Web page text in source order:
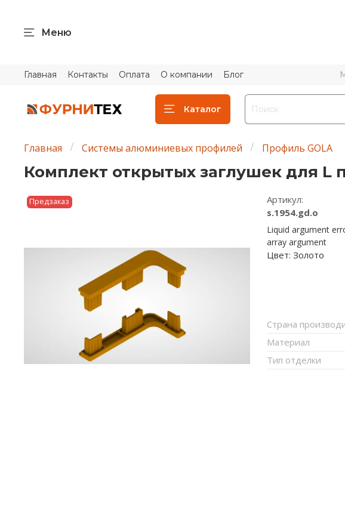
Меню
Главная Контакты Оплата О компании Блог
Каталог
Главная Системы алюминиевых профилей Профиль GOLA
Комплект открытых заглушек для L
Предзаказ
Артикул:
s.1954.gd.o
Liquid argument
array argument
Цвет: Золото
Страна
Материал
Тип отделки